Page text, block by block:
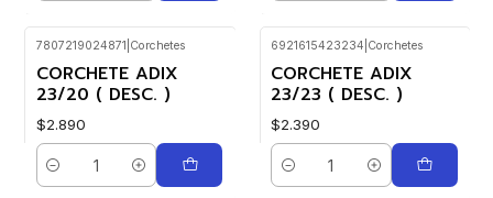
7807219024871 Corchetes
CORCHETE ADIX
23/20 ( DESC. )
$2.890
Cantidad
6921615423234 Corchetes
CORCHETE ADIX
23/23 ( DESC. )
$2.390
Cantidad